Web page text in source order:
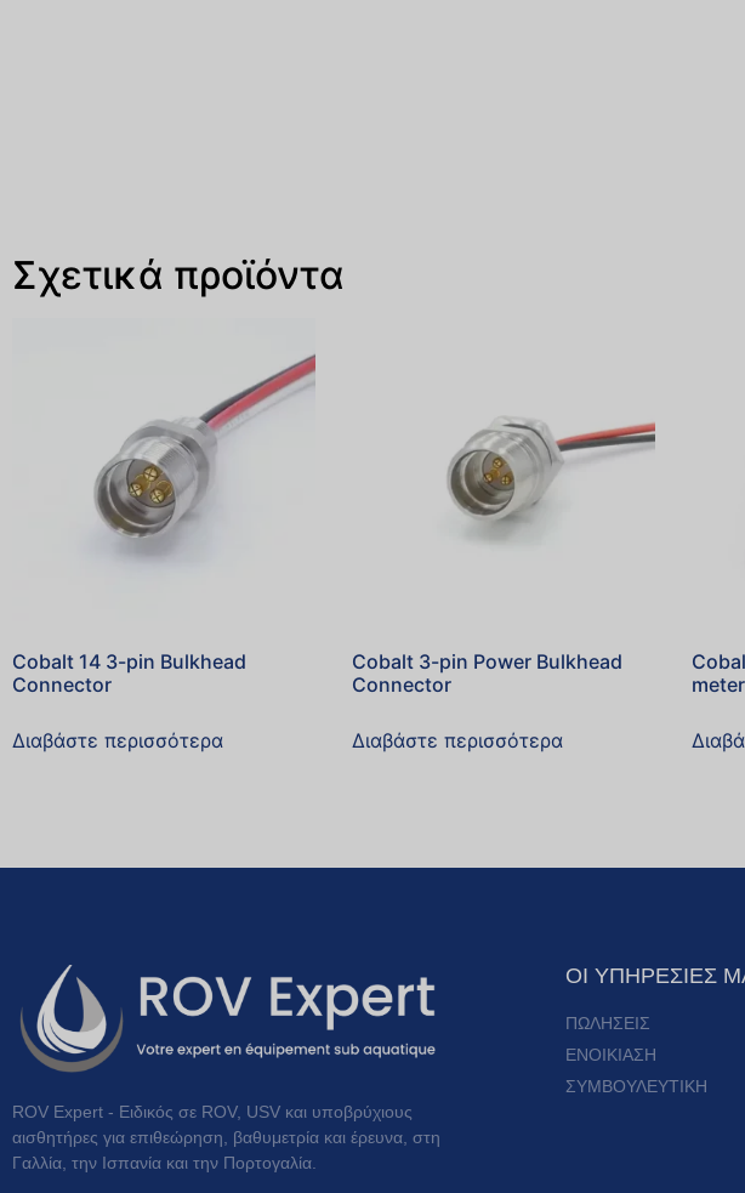
Σχετικά προϊόντα
Cobalt 14 3-pin Bulkhead
Connector
Διαβάστε περισσότερα
Cobalt 3-pin Power Bulkhead
Connector
Διαβάστε περισσότερα
ROV Expert - Ειδικός σε ROV, USV και υποβρύχιους
αισθητήρες για επιθεώρηση, βαθυμετρία και έρευνα, στη
Γαλλία, την Ισπανία και την Πορτογαλία.
ΟΙ ΥΠΗΡΕΣΙΕΣ
ΠΩΛΗΣΕΙΣ
ΕΝΟΙΚΙΑΣΗ
ΣΥΜΒΟΥΛΕΥΤΙΚΗ